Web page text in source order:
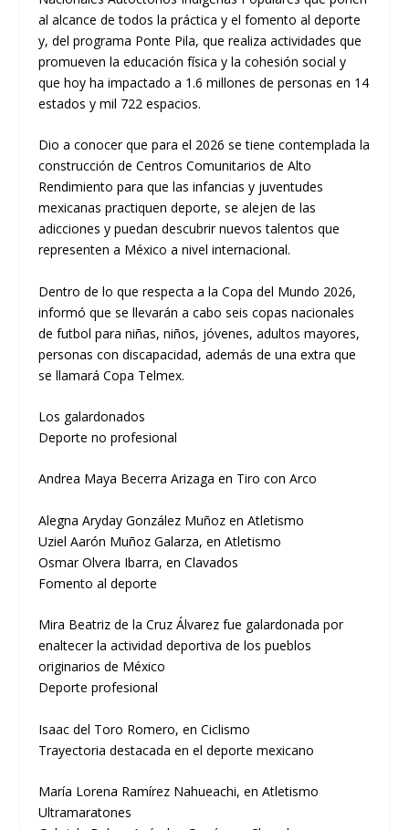
al alcance de todos la práctica y el fomento al deporte
y, del programa Ponte Pila, que realiza actividades que
promueven la educación física y la cohesión social y
que hoy ha impactado a 1.6 millones de personas en 14
estados y mil 722 espacios.
Dio a conocer que para el 2026 se tiene contemplada la
construcción de Centros Comunitarios de Alto
Rendimiento para que las infancias y juventudes
mexicanas practiquen deporte, se alejen de las
adicciones y puedan descubrir nuevos talentos que
representen a México a nivel internacional.
Dentro de lo que respecta a la Copa del Mundo 2026,
informó que se llevarán a cabo seis copas nacionales
de futbol para niñas, niños, jóvenes, adultos mayores,
personas con discapacidad, además de una extra que
se llamará Copa Telmex.
Los galardonados
Deporte no profesional
Andrea Maya Becerra Arizaga en Tiro con Arco
Alegna Aryday González Muñoz en Atletismo
Uziel Aarón Muñoz Galarza, en Atletismo
Osmar Olvera Ibarra, en Clavados
Fomento al deporte
Mira Beatriz de la Cruz Álvarez fue galardonada por
enaltecer la actividad deportiva de los pueblos
originarios de México
Deporte profesional
Isaac del Toro Romero, en Ciclismo
Trayectoria destacada en el deporte mexicano
María Lorena Ramírez Nahueachi, en Atletismo
Ultramaratones